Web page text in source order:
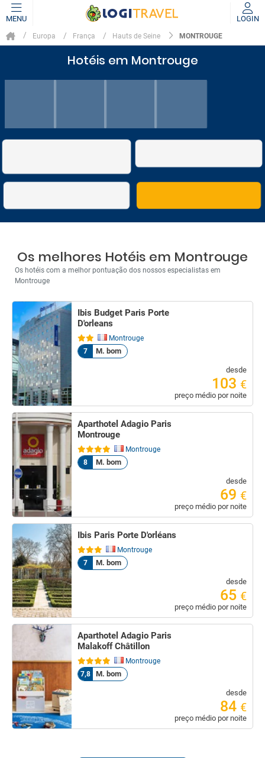
MENU LOGIN
Europa França Hauts de Seine MONTROUGE
Hotéis em Montrouge
Os melhores Hotéis em Montrouge
Os hotéis com a melhor pontuação dos nossos especialistas em
Montrouge
Ibis Budget Paris Porte
D'orleans
Montrouge
7
M. bom
desde
103 €
preço médio por noite
Aparthotel Adagio Paris
Montrouge
Montrouge
8
M. bom
desde
69 €
preço médio por noite
Ibis Paris Porte D'orléans
Montrouge
7
M. bom
desde
65 €
preço médio por noite
Aparthotel Adagio Paris
Malakoff Châtillon
Montrouge
7,8
M. bom
desde
84 €
preço médio por noite